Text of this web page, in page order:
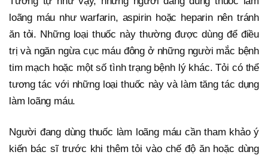
loãng máu như warfarin, aspirin hoặc heparin nên tránh
ăn tỏi. Những loại thuốc này thường được dùng để điều
trị và ngăn ngừa cục máu đông ở những người mắc bệnh
tim mạch hoặc một số tình trạng bệnh lý khác. Tỏi có thể
tương tác với những loại thuốc này và làm tăng tác dụng
làm loãng máu.
Người đang dùng thuốc làm loãng máu cần tham khảo ý
kiến bác sĩ trước khi thêm tỏi vào chế độ ăn hoặc dùng